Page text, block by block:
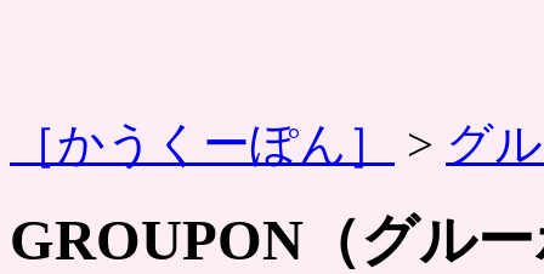
［かうくーぽん］ > グ
GROUPON（グル